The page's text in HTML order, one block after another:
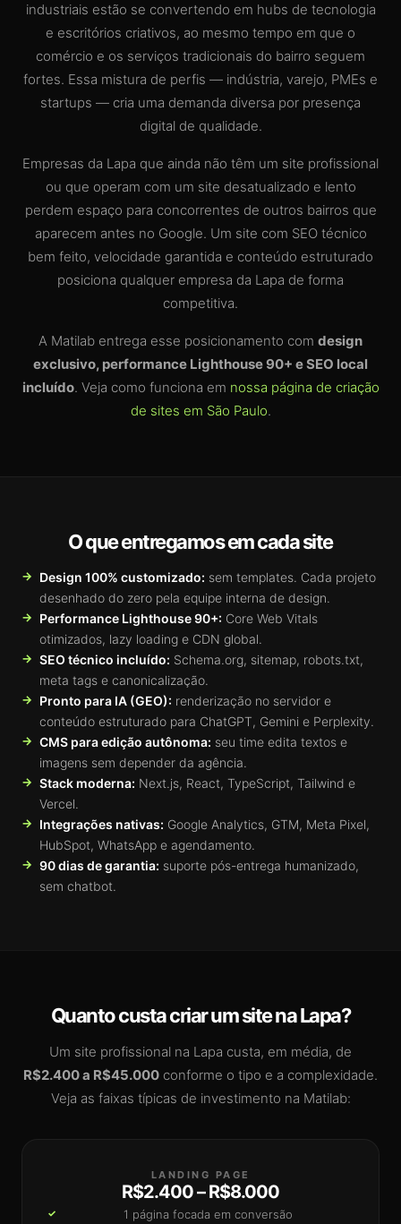
industriais estão se convertendo em hubs de tecnologia
e escritórios criativos, ao mesmo tempo em que o
comércio e os serviços tradicionais do bairro seguem
fortes. Essa mistura de perfis — indústria, varejo, PMEs e
startups — cria uma demanda diversa por presença
digital de qualidade.
Empresas da Lapa que ainda não têm um site profissional
ou que operam com um site desatualizado e lento
perdem espaço para concorrentes de outros bairros que
aparecem antes no Google. Um site com SEO técnico
bem feito, velocidade garantida e conteúdo estruturado
posiciona qualquer empresa da Lapa de forma
competitiva.
A Matilab entrega esse posicionamento com design
exclusivo, performance Lighthouse 90+ e SEO local
incluído. Veja como funciona em nossa página de criação
de sites em São Paulo.
O que entregamos em cada site
Design 100% customizado: sem templates. Cada projeto
desenhado do zero pela equipe interna de design.
Performance Lighthouse 90+: Core Web Vitals
otimizados, lazy loading e CDN global.
SEO técnico incluído: Schema.org, sitemap, robots.txt,
meta tags e canonicalização.
Pronto para IA (GEO): renderização no servidor e
conteúdo estruturado para ChatGPT, Gemini e Perplexity.
CMS para edição autônoma: seu time edita textos e
imagens sem depender da agência.
Stack moderna: Next.js, React, TypeScript, Tailwind e
Vercel.
Integrações nativas: Google Analytics, GTM, Meta Pixel,
HubSpot, WhatsApp e agendamento.
90 dias de garantia: suporte pós-entrega humanizado,
sem chatbot.
Quanto custa criar um site na Lapa?
Um site profissional na Lapa custa, em média, de
R$2.400 a R$45.000 conforme o tipo e a complexidade.
Veja as faixas típicas de investimento na Matilab:
LANDING PAGE
R$2.400 – R$8.000
1 página focada em conversão